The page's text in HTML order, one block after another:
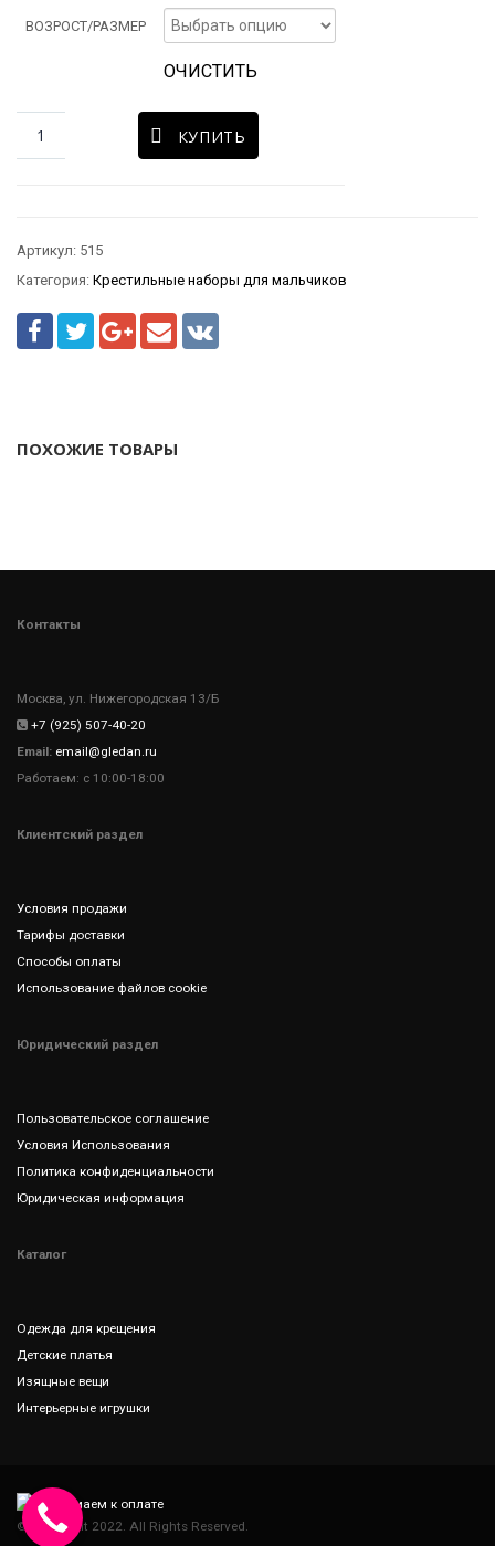
ВОЗРОСТ/РАЗМЕР
ОЧИСТИТЬ
КУПИТЬ
Артикул: 515
Категория: Крестильные наборы для мальчиков
ПОХОЖИЕ ТОВАРЫ
Контакты
Москва, ул. Нижегородская 13/Б
+7 (925) 507-40-20
Email: email@gledan.ru
Работаем: с 10:00-18:00
Клиентский раздел
Условия продажи
Тарифы доставки
Способы оплаты
Использование файлов cookie
Юридический раздел
Пользовательское соглашение
Условия Использования
Политика конфиденциальности
Юридическая информация
Каталог
Одежда для крещения
Детские платья
Изящные вещи
Интерьерные игрушки
© Copyright 2022. All Rights Reserved.